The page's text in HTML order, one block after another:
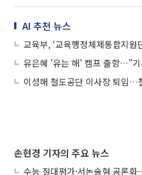
AI 추천 뉴스
유은혜 '유는 해' 캠프 출항…"
손현경 기자의 주요 뉴스